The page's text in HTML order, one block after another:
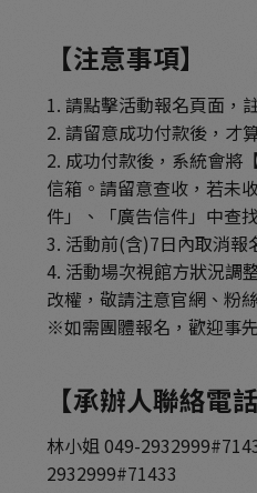
【注意事項】
1. 請點擊活動報名頁面，
2. 請留意成功付款後，才
2. 成功付款後，系統會將
信箱。請留意查收，若未
件」、「廣告信件」中查
3. 活動前(含)7日內取消報
4. 活動場次視館方狀況調
改權，敬請注意官網、粉
※如需團體報名，歡迎事
【承辦人聯絡電話
林小姐 049-
2932999#71433